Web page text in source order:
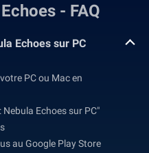
- FAQ
Echoes sur PC
PC ou Mac en
Echoes sur PC"
au Google Play Store